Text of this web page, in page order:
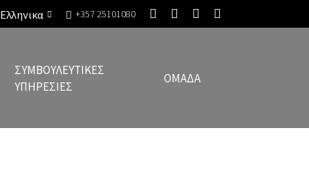
Ελληνικα +357 25101080
ΣΥΜΒΟΥΛΕΥΤΙΚΈΣ
ΥΠΗΡΕΣΊΕΣ
ΟΜΆΔΑ